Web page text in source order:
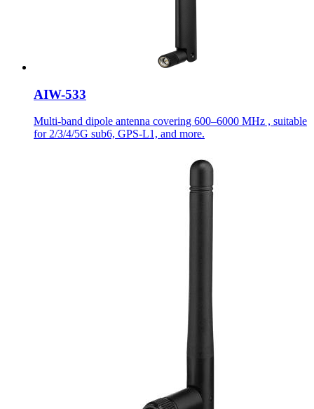
AIW-533
Multi-band dipole antenna covering 600–6000 MHz , suitable
for 2/3/4/5G sub6, GPS-L1, and more.